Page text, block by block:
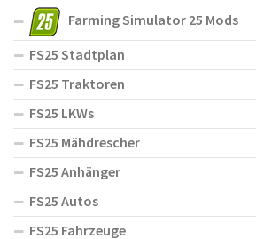
Farming Simulator 25 Mods
FS25 Stadtplan
FS25 Traktoren
FS25 LKWs
FS25 Mähdrescher
FS25 Anhänger
FS25 Autos
FS25 Fahrzeuge